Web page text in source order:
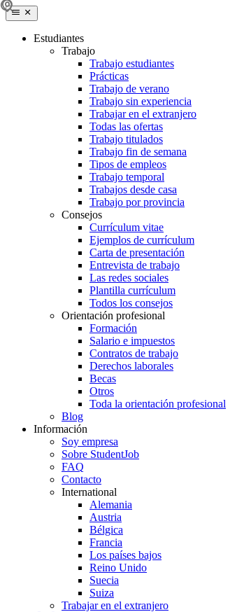
Estudiantes
Trabajo
Trabajo estudiantes
Prácticas
Trabajo de verano
Trabajo sin experiencia
Trabajar en el extranjero
Todas las ofertas
Trabajo titulados
Trabajo fin de semana
Tipos de empleos
Trabajo temporal
Trabajos desde casa
Trabajo por provincia
Consejos
Currículum vitae
Ejemplos de currículum
Carta de presentación
Entrevista de trabajo
Las redes sociales
Plantilla currículum
Todos los consejos
Orientación profesional
Formación
Salario e impuestos
Contratos de trabajo
Derechos laborales
Becas
Otros
Toda la orientación profesional
Blog
Información
Soy empresa
Sobre StudentJob
FAQ
Contacto
International
Alemania
Austria
Bélgica
Francia
Los países bajos
Reino Unido
Suecia
Suiza
Trabajar en el extranjero